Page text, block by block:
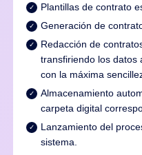
Plantillas de contrato
Generación de
Redacción de
transfiriendo los datos
con la máxima
Almacenamiento
carpeta digital
Lanzamiento del
sistema.